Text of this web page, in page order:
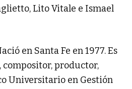
Lito Vitale e Ismael
en Santa Fe en 1977. Es
productor,
Universitario en Gestión